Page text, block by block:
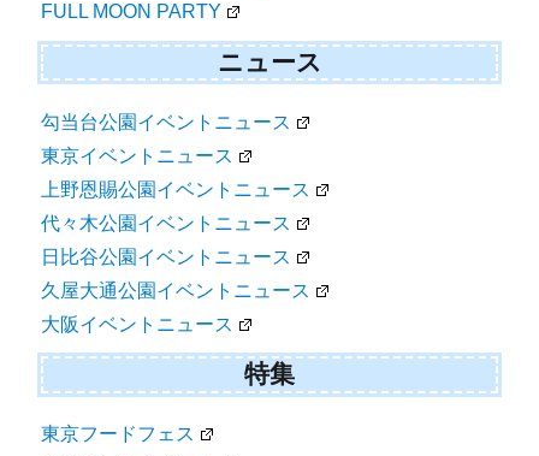
FULL MOON PARTY
ニュース
勾当台公園イベントニュース
東京イベントニュース
上野恩賜公園イベントニュース
代々木公園イベントニュース
日比谷公園イベントニュース
久屋大通公園イベントニュース
大阪イベントニュース
特集
東京フードフェス